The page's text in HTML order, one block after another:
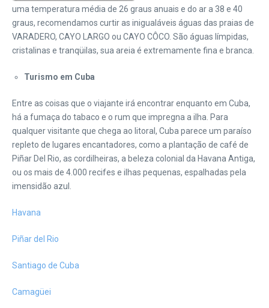
uma temperatura média de 26 graus anuais e do ar a 38 e 40
graus, recomendamos curtir as inigualáveis águas das praias de
VARADERO, CAYO LARGO ou CAYO CÔCO. São águas límpidas,
cristalinas e tranqüilas, sua areia é extremamente fina e branca.
Turismo em Cuba
Entre as coisas que o viajante irá encontrar enquanto em Cuba,
há a fumaça do tabaco e o rum que impregna a ilha. Para
qualquer visitante que chega ao litoral, Cuba parece um paraíso
repleto de lugares encantadores, como a plantação de café de
Piñar Del Rio, as cordilheiras, a beleza colonial da Havana Antiga,
ou os mais de 4.000 recifes e ilhas pequenas, espalhadas pela
imensidão azul.
Havana
Piñar del Rio
Santiago de Cuba
Camagüei